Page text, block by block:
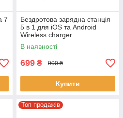
7
Бездротова зарядна станція
5 в 1 для iOS та Android
Wireless charger
Мультифункціональний
девайс для заряджання
В наявності
699 ₴ 900 ₴
Купити
Топ продажів